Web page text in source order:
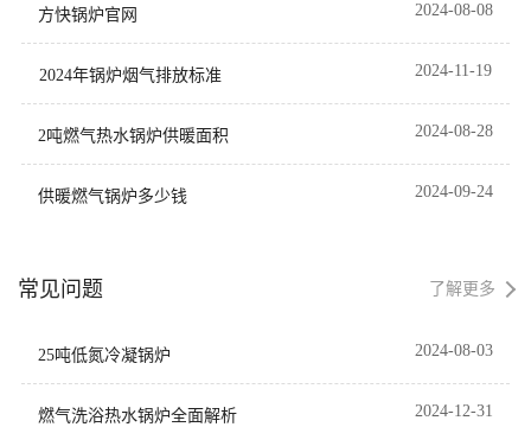
日酒店引入了两台方快燃油气
真空热水锅炉（冷凝式）。这
种真空热水锅炉安装简便，适
用于顶层、地下室等多种环
没有爆炸风险。更重要的是，
提高热能利用率超过8%，从
酒店稳定可靠的生活和洗浴用
水，也为酒店的节能减排工作
方快锅炉官网 2024-08-08
2024年锅炉烟气排放标准 2024-11-19
2吨燃气热水锅炉供暖面积 2024-08-28
供暖燃气锅炉多少钱 2024-09-24
常见问题 了解更多
25吨低氮冷凝锅炉 2024-08-03
燃气洗浴热水锅炉全面解析 2024-12-31